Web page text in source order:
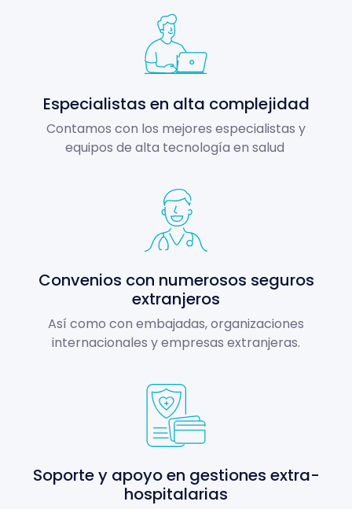
Especialistas en alta complejidad
Contamos con los mejores especialistas y
equipos de alta tecnología en salud
Convenios con numerosos seguros
extranjeros
Así como con embajadas, organizaciones
internacionales y empresas extranjeras.
Soporte y apoyo en gestiones extra-
hospitalarias